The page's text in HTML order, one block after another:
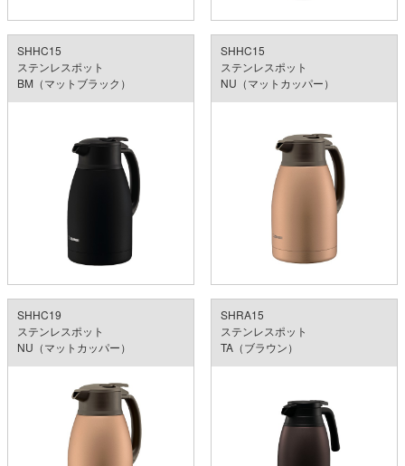
SHHC15
ステンレスポット
BM（マットブラック）
SHHC15
ステンレスポット
NU（マットカッパー）
SHHC19
ステンレスポット
NU（マットカッパー）
SHRA15
ステンレスポット
TA（ブラウン）